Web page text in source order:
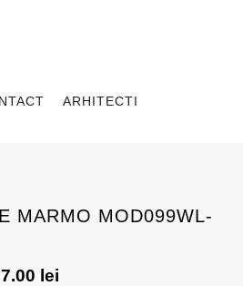
ARHITECTI
MARMO MOD099WL-
lei